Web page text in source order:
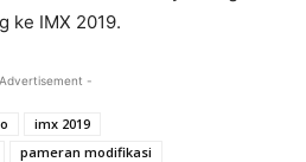
ke IMX 2019.
-
imx 2019
pameran modifikasi